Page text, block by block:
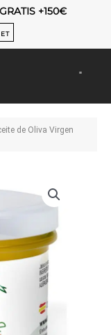
+150€
de Oliva Virgen